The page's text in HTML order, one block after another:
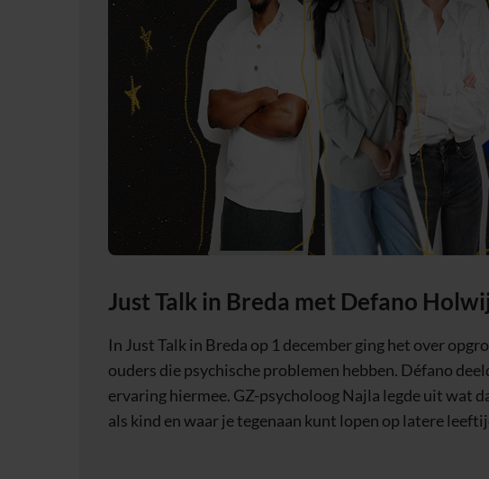
Just Talk in Breda met Defano
In Just Talk in Breda op 1 december ging het over
ouders die psychische problemen hebben. Défano
ervaring hiermee. GZ-psycholoog Najla legde uit wat
als kind en waar je tegenaan kunt lopen op latere